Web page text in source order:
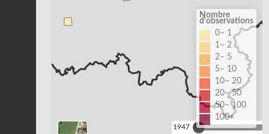
1947
Nombre
d'observations
0– 1
1– 2
2– 5
5– 10
10– 20
20– 50
50– 100
100+